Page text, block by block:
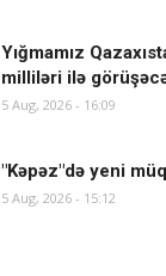
Yığmamız
milliləri ilə
5 Aug, 2026 - 16:09
"Kəpəz"də yeni
5 Aug, 2026 - 15:12